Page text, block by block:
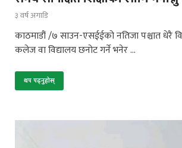
३ वर्ष अगाडि
काठमाडौं /७ साउन-एसईईको नतिजा पश्चात धेरै
कलेज वा विद्यालय छनोट गर्ने भनेर …
थप पढ्नुहोस्